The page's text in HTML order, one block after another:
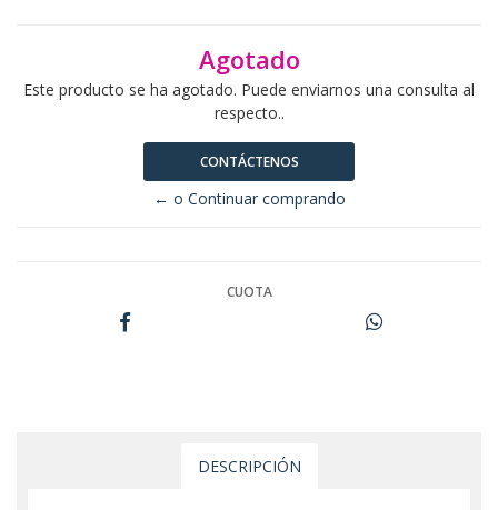
Agotado
Este producto se ha agotado. Puede enviarnos una consulta al
respecto..
CONTÁCTENOS
← o Continuar comprando
CUOTA
DESCRIPCIÓN